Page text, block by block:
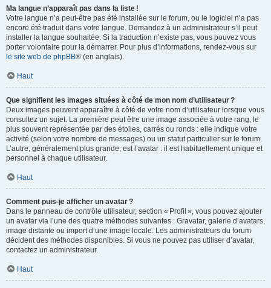
Ma langue n’apparaît pas dans la liste !
Votre langue n’a peut-être pas été installée sur le forum, ou le logiciel n’a pas
encore été traduit dans votre langue. Demandez à un administrateur s’il peut
installer la langue souhaitée. Si la traduction n’existe pas, vous pouvez vous
porter volontaire pour la démarrer. Pour plus d’informations, rendez-vous sur
le site web de phpBB® (en anglais).
Haut
Que signifient les images situées à côté de mon nom d’utilisateur ?
Deux images peuvent apparaître à côté de votre nom d’utilisateur lorsque vous
consultez un sujet. La première peut être une image associée à votre rang, le
plus souvent représentée par des étoiles, carrés ou ronds : elle indique votre
activité (selon votre nombre de messages) ou un statut particulier sur le forum.
L’autre, généralement plus grande, est l’avatar : il est habituellement unique et
personnel à chaque utilisateur.
Haut
Comment puis-je afficher un avatar ?
Dans le panneau de contrôle utilisateur, section « Profil », vous pouvez ajouter
un avatar via l’une des quatre méthodes suivantes : Gravatar, galerie d’avatars,
image distante ou import d’une image locale. Les administrateurs du forum
décident des méthodes disponibles. Si vous ne pouvez pas utiliser d’avatar,
contactez un administrateur.
Haut